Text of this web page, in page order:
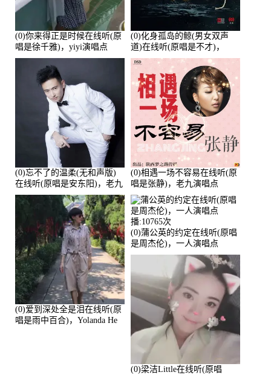
(0)你来得正是时候在线听(原
唱是徐千雅)，yiyi演唱点
播:21991次
(0)化身孤岛的鲸(男女双声
道)在线听(原唱是不才)，
HGBai演唱点播:19428次
(0)忘不了的温柔(无和声版)
在线听(原唱是安东阳)，老九
演唱点播:17392次
(0)相遇一场不容易在线听(原
唱是张静)，老九演唱点
播:11453次
(0)爱到深处全是泪在线听(原
唱是雨中百合)，Yolanda He
(0)蒲公英的约定在线听(原唱
是周杰伦)，一人演唱点
播:10765次
(0)梁洁Little在线听(原唱